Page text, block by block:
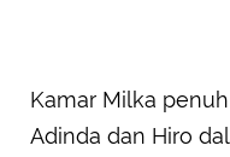
Kamar Milka
Adinda dan Hiro